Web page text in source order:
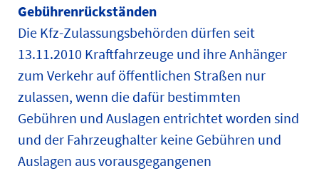
Gebührenrückständen
Die Kfz-Zulassungsbehörden dürfen seit
13.11.2010 Kraftfahrzeuge und ihre Anhänger
zum Verkehr auf öffentlichen Straßen nur
zulassen, wenn die dafür bestimmten
Gebühren und Auslagen entrichtet worden sind
und der Fahrzeughalter keine Gebühren und
Auslagen aus vorausgegangenen